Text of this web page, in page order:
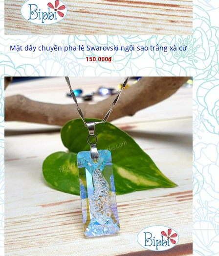
MUA HÀNG
Mặt dây chuyền pha lê Swarovski ngôi sao trắng xà cừ
150.000₫